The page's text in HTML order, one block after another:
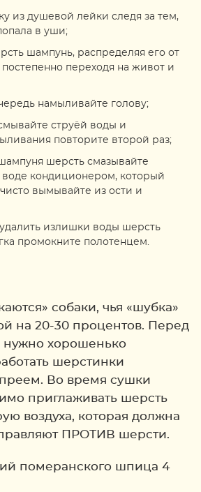
из душевой лейки следя за тем,
в уши;
шампунь, распределяя его от
постепенно переходя на живот и
намыливайте голову;
струёй воды и
повторите второй раз;
шерсть смазывайте
кондиционером, который
вымывайте из ости и
излишки воды шерсть
промокните полотенцем.
собаки, чья «шубка»
на 20-30 процентов. Перед
нужно хорошенько
шерстинки
Во время сушки
приглаживать шерсть
воздуха, которая должна
ПРОТИВ шерсти.